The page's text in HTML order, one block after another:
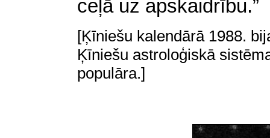
ceļā uz apskaidrību.”
[Ķīniešu kalendārā 1988.
Ķīniešu astroloģiskā
populāra.]